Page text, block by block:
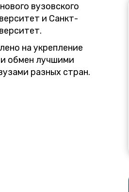
вузовского
и Санкт-
на укрепление
обмен лучшими
разных стран.